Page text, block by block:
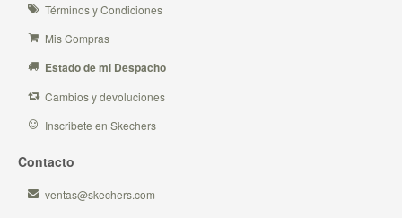
Términos y Condiciones
Mis Compras
Estado de mi Despacho
Cambios y devoluciones
Inscribete en Skechers
Contacto
ventas@skechers.com